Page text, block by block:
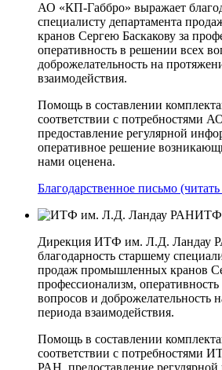
АО «КП-Габбро» выражает
специалисту департамента
кранов Сергею Баскакову за
оперативность в решении всех
доброжелательность на
взаимодействия.
Помощь в составлении
соответствии с потребностями
предоставление регулярной
оперативное решение
нами оценена.
Благодарственное письмо
ИТФ
Дирекция ИТФ им. Л.Д. Ландау
благодарность старшему
продаж промышленных кранов
профессионализм,
вопросов и доброжелательность
периода взаимодействия.
Помощь в составлении
соответствии с потребностями